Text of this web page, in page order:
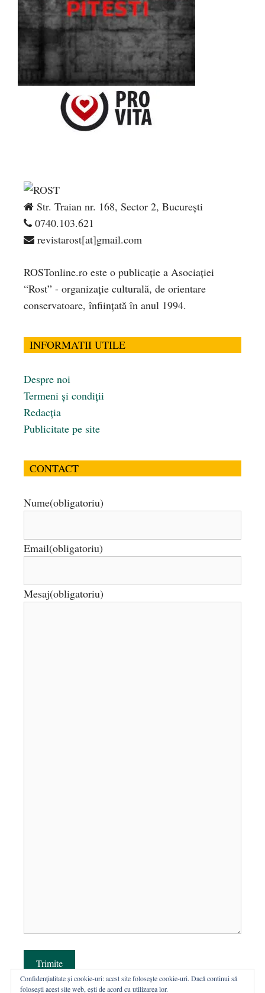
Str. Traian nr. 168, Sector 2, București
0740.103.621
revistarost[at]gmail.com
ROSTonline.ro este o publicaţie a Asociaţiei
“Rost” - organizaţie culturală, de orientare
conservatoare, înfiinţată în anul 1994.
INFORMATII UTILE
Despre noi
Termeni și condiții
Redacția
Publicitate pe site
CONTACT
Nume(obligatoriu)
Email(obligatoriu)
Mesaj(obligatoriu)
Trimite
Confidențialitate și cookie-uri: acest site folosește cookie-uri. Dacă continui să
folosești acest site web, ești de acord cu utilizarea lor.